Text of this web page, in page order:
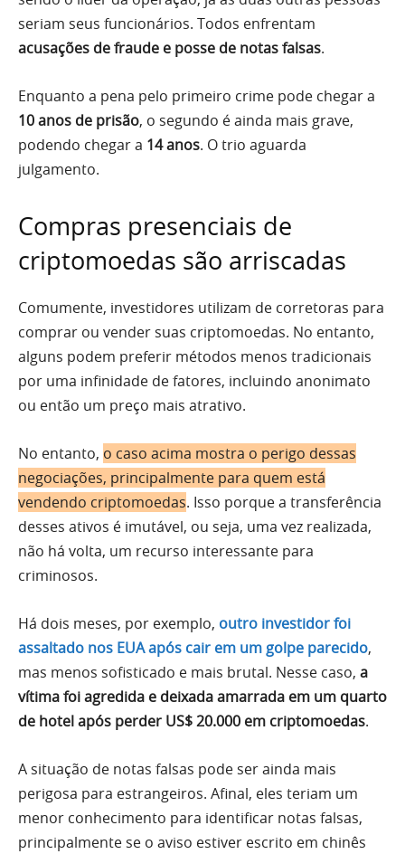
seriam seus funcionários. Todos enfrentam
acusações de fraude e posse de notas falsas.
Enquanto a pena pelo primeiro crime pode chegar a
10 anos de prisão, o segundo é ainda mais grave,
podendo chegar a 14 anos. O trio aguarda
julgamento.
Compras presenciais de
criptomoedas são arriscadas
Comumente, investidores utilizam de corretoras para
comprar ou vender suas criptomoedas. No entanto,
alguns podem preferir métodos menos tradicionais
por uma infinidade de fatores, incluindo anonimato
ou então um preço mais atrativo.
No entanto, o caso acima mostra o perigo dessas
negociações, principalmente para quem está
vendendo criptomoedas. Isso porque a transferência
desses ativos é imutável, ou seja, uma vez realizada,
não há volta, um recurso interessante para
criminosos.
Há dois meses, por exemplo, outro investidor foi
assaltado nos EUA após cair em um golpe parecido,
mas menos sofisticado e mais brutal. Nesse caso, a
vítima foi agredida e deixada amarrada em um quarto
de hotel após perder US$ 20.000 em criptomoedas.
A situação de notas falsas pode ser ainda mais
perigosa para estrangeiros. Afinal, eles teriam um
menor conhecimento para identificar notas falsas,
principalmente se o aviso estiver escrito em chinês